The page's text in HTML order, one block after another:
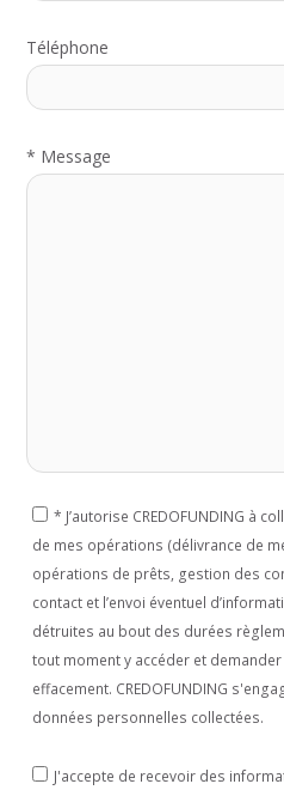
Téléphone
* Message
* J’autorise CREDOFUNDING à
de mes opérations (délivrance de
opérations de prêts, gestion des
contact et l’envoi éventuel
détruites au bout des durées
tout moment y accéder et
effacement. CREDOFUNDING
données personnelles collectées.
J'accepte de recevoir des